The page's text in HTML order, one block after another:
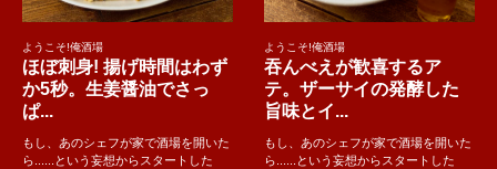
ようこそ!俺酒場
ほぼ刺身! 揚げ時間はわず
か5秒。生姜醤油でさっ
ぱ...
もし、あのシェフが家で酒場を開いた
ら......という妄想からスタートした
ようこそ!俺酒場
吞んべえが歓喜するア
テ。ザーサイの発酵した
旨味とイ...
もし、あのシェフが家で酒場を開いた
ら......という妄想からスタートした